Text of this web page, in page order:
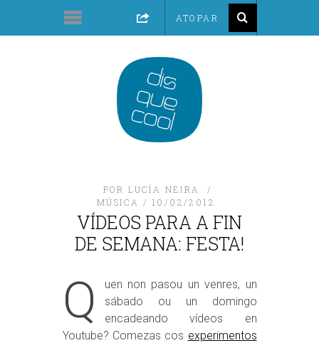
POR LUCÍA NEIRA
MÚSICA
10/02/2012
VÍDEOS PARA A FIN
DE SEMANA: FESTA!
Q
uen non pasou un venres, un
sábado ou un domingo
encadeando vídeos en
Youtube? Comezas cos experimentos